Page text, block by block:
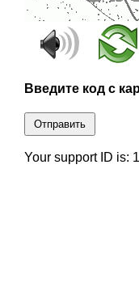
Введите код с
Отправить
Your support ID is: